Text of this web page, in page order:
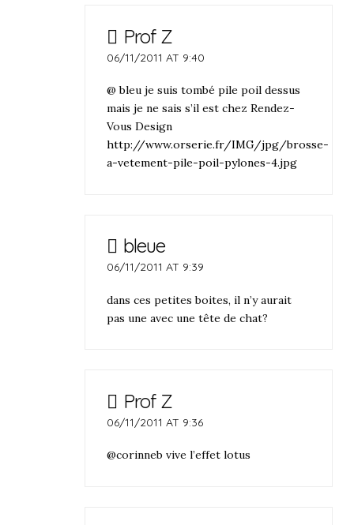
Prof Z
06/11/2011 AT 9:40
@ bleu je suis tombé pile poil dessus
mais je ne sais s’il est chez Rendez-
Vous Design
http://www.orserie.fr/IMG/jpg/brosse-
a-vetement-pile-poil-pylones-4.jpg
bleue
06/11/2011 AT 9:39
dans ces petites boites, il n’y aurait
pas une avec une tête de chat?
Prof Z
06/11/2011 AT 9:36
@corinneb vive l’effet lotus